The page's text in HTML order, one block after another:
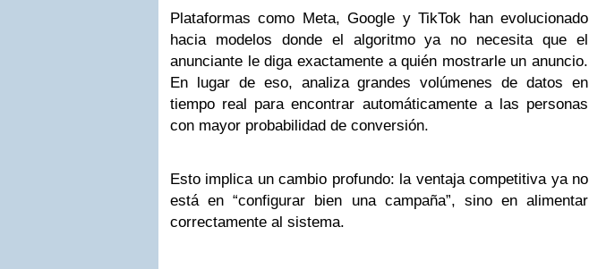
Plataformas como Meta, Google y TikTok han evolucionado
hacia modelos donde el algoritmo ya no necesita que el
anunciante le diga exactamente a quién mostrarle un anuncio.
En lugar de eso, analiza grandes volúmenes de datos en
tiempo real para encontrar automáticamente a las personas
con mayor probabilidad de conversión.
Esto implica un cambio profundo: la ventaja competitiva ya no
está en “configurar bien una campaña”, sino en alimentar
correctamente al sistema.